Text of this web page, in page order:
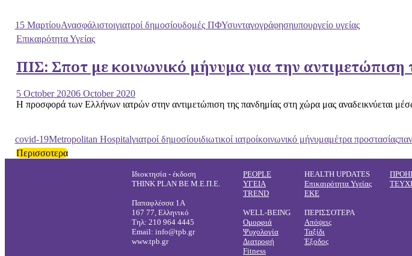
15 ΜαρτίουΑνασφάλιστοιγιατροί δημοσίουδομές ΠΦΥσυνταγογράφησηυπουργείο υγείας
Επικαιρότητα Υγείας
ΠΙΣ: Σποτ με κοινωνικό μήνυμα για την αντιμετώπιση
5 October 20206 October 2020
Η προσφορά των Ελλήνων ιατρών στην αντιμετώπιση της πανδημίας στη χώρα μας αναδεικνύεται
covid-19Metropolitan Hospitalγιατροί δημοσίουιδιωτικοί ιατροίκοινωνικό μήνυμαμέτρα προστασίας
Περισσοτερα
Ιδιοκτησία - έκδοση
THINK PLAN BE Μ.Ε.Π.Ε.
Παπαφλέσσα 1Α
167 77, Ελληνικό
Τηλ: 210 964 4445
Email: info@tpb.gr
www.tpb.gr
PEOPLE
ΥΓΕΙΑ
TREND
WELL-BEING
Ομορφιά
Ψυχολογία
Διατροφή
Fitness
HEALTH UPDATES
Επικαιρότητα Υγείας
ΕΚΕ
ΠΕΡΙΣΣΟΤΕΡΑ
Απόψεις
Ταξίδι
Έξοδος